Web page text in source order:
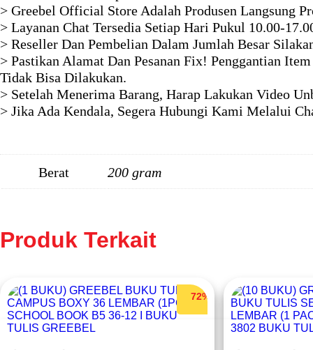
> Greebel Official Store Adalah Produsen Langsung
> Layanan Chat Tersedia Setiap Hari Pukul 10.00-
> Reseller Dan Pembelian Dalam Jumlah Besar
> Pastikan Alamat Dan Pesanan Fix! Penggantian
Tidak Bisa Dilakukan.
> Setelah Menerima Barang, Harap Lakukan Video
> Jika Ada Kendala, Segera Hubungi Kami Melalui
Berat 200 gram
Produk Terkait
72%